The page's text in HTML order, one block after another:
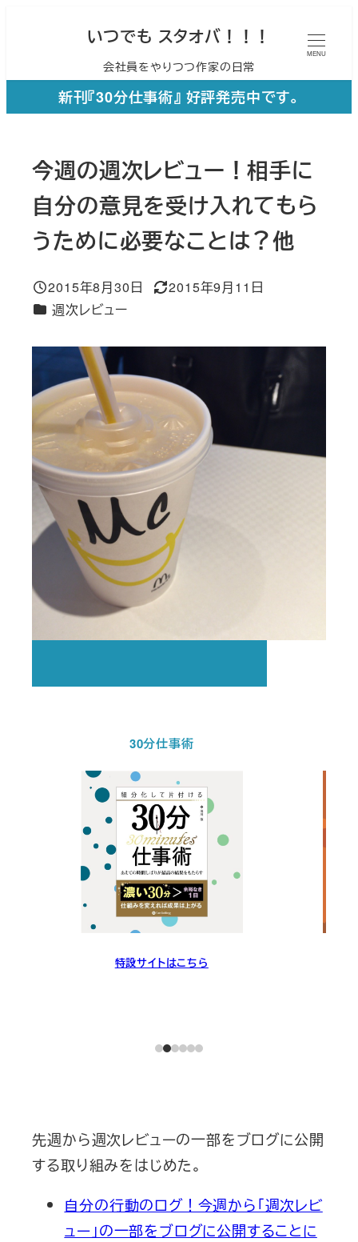
ン
いつでも スタオバ！！！
会社員をやりつつ作家の日常
MENU
新刊『30分仕事術』 好評発売中です。
今週の週次レビュー！相手に
自分の意見を受け入れてもら
うために必要なことは？他
投稿日
2015年8月30日
更新日
2015年9月11日
カテゴリー
週次レビュー
30分仕事術
特設サイトはこちら
先週から週次レビューの一部をブログに公開
する取り組みをはじめた。
自分の行動のログ！今週から「週次レビ
ュー」の一部をブログに公開することに